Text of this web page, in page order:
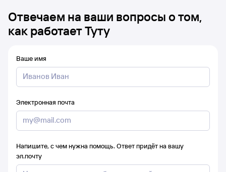
Отвечаем на ваши вопросы о том,
как работает Туту
Ваше имя
Электронная почта
Напишите, с чем нужна помощь. Ответ придёт на вашу
эл.почту